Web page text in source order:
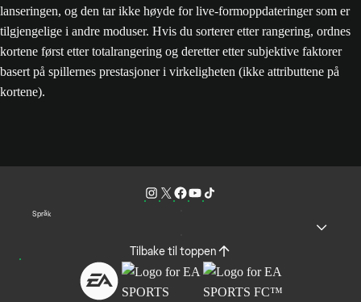
lanseringen, og den tar ikke høyde for live-formoppdateringer som er
tilgjengelige i andre moduser. Hvis du sorterer etter rangering, ordnes
kortene først etter totalrangering og deretter etter subjektive faktorer
basert på spillernes prestasjoner i virkeligheten (ikke attributtene på
kortene).
Språk
Tilbake til toppen